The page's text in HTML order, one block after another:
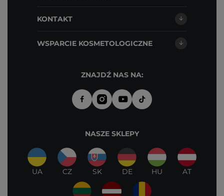
KONTAKT
WSPARCIE KOSMETOLOGICZNE
ZNAJDŹ NAS NA:
NASZE SKLEPY
UA CZ SK DE HU AT